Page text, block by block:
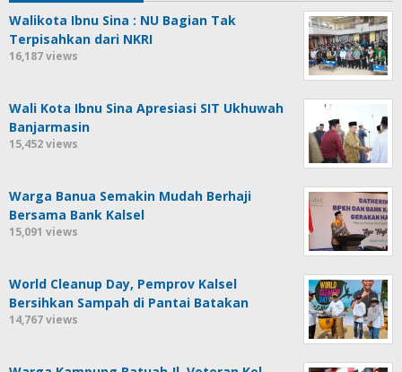
Walikota Ibnu Sina : NU Bagian Tak
Terpisahkan dari NKRI
16,187 views
Wali Kota Ibnu Sina Apresiasi SIT Ukhuwah
Banjarmasin
15,452 views
Warga Banua Semakin Mudah Berhaji
Bersama Bank Kalsel
15,091 views
World Cleanup Day, Pemprov Kalsel
Bersihkan Sampah di Pantai Batakan
14,767 views